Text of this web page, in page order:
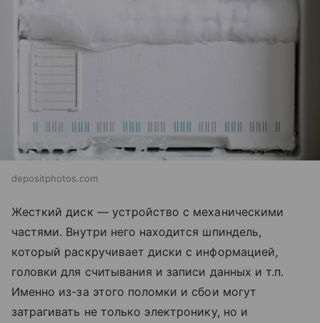
depositphotos.com
Жесткий диск — устройство с механическими
частями. Внутри него находится шпиндель,
который раскручивает диски с информацией,
головки для считывания и записи данных и т.п.
Именно из-за этого поломки и сбои могут
затрагивать не только электронику, но и